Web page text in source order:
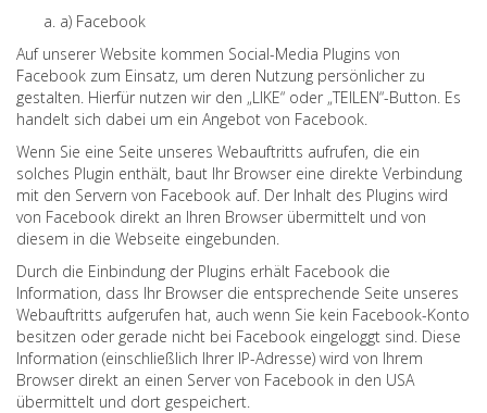
a) Facebook
Auf unserer Website kommen Social-Media Plugins von
Facebook zum Einsatz, um deren Nutzung persönlicher zu
gestalten. Hierfür nutzen wir den „LIKE“ oder „TEILEN“-Button. Es
handelt sich dabei um ein Angebot von Facebook.
Wenn Sie eine Seite unseres Webauftritts aufrufen, die ein
solches Plugin enthält, baut Ihr Browser eine direkte Verbindung
mit den Servern von Facebook auf. Der Inhalt des Plugins wird
von Facebook direkt an Ihren Browser übermittelt und von
diesem in die Webseite eingebunden.
Durch die Einbindung der Plugins erhält Facebook die
Information, dass Ihr Browser die entsprechende Seite unseres
Webauftritts aufgerufen hat, auch wenn Sie kein Facebook-Konto
besitzen oder gerade nicht bei Facebook eingeloggt sind. Diese
Information (einschließlich Ihrer IP-Adresse) wird von Ihrem
Browser direkt an einen Server von Facebook in den USA
übermittelt und dort gespeichert.